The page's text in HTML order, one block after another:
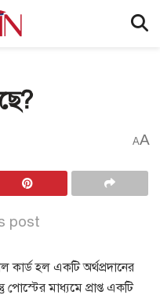
AA
post
কার্ড হল একটি অর্থপ্রদানের
পোস্টের মাধ্যমে প্রাপ্ত একটি